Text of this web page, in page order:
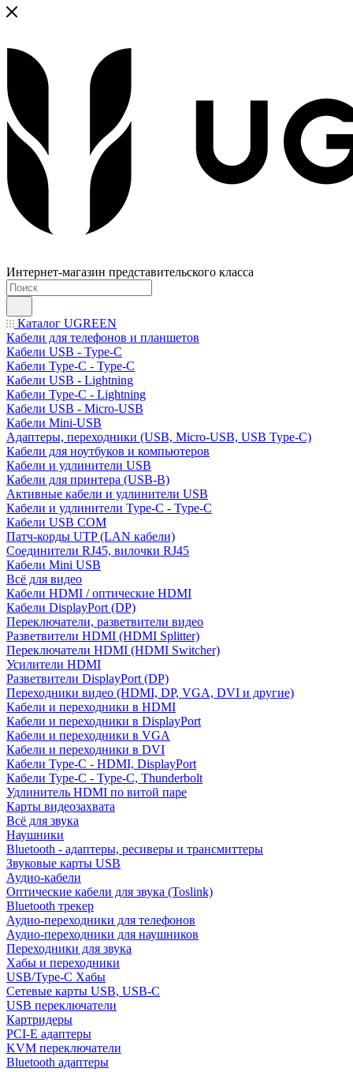
Интернет-магазин представительского класса
Каталог UGREEN
Кабели для телефонов и планшетов
Кабели USB - Type-C
Кабели Type-C - Type-C
Кабели USB - Lightning
Кабели Type-C - Lightning
Кабели USB - Micro-USB
Кабели Mini-USB
Адаптеры, переходники (USB, Micro-USB, USB Type-C)
Кабели для ноутбуков и компьютеров
Кабели и удлинители USB
Кабели для принтера (USB-B)
Активные кабели и удлинители USB
Кабели и удлинители Type-C - Type-C
Кабели USB COM
Патч-корды UTP (LAN кабели)
Соединители RJ45, вилочки RJ45
Кабели Mini USB
Всё для видео
Кабели HDMI / оптические HDMI
Кабели DisplayPort (DP)
Переключатели, разветвители видео
Разветвители HDMI (HDMI Splitter)
Переключатели HDMI (HDMI Switcher)
Усилители HDMI
Разветвители DisplayPort (DP)
Переходники видео (HDMI, DP, VGA, DVI и другие)
Кабели и переходники в HDMI
Кабели и переходники в DisplayPort
Кабели и переходники в VGA
Кабели и переходники в DVI
Кабели Type-C - HDMI, DisplayPort
Кабели Type-C - Type-C, Thunderbolt
Удлинитель HDMI по витой паре
Карты видеозахвата
Всё для звука
Наушники
Bluetooth - адаптеры, ресиверы и трансмиттеры
Звуковые карты USB
Аудио-кабели
Оптические кабели для звука (Toslink)
Bluetooth трекер
Аудио-переходники для телефонов
Аудио-переходники для наушников
Переходники для звука
Хабы и переходники
USB/Type-C Хабы
Сетевые карты USB, USB-C
USB переключатели
Картридеры
PCI-E адаптеры
KVM переключатели
Bluetooth адаптеры